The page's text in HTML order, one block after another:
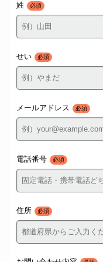
姓 必須
せい 必須
メールアドレス 必須
電話番号 必須
住所 必須